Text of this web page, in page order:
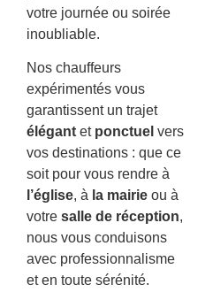
votre journée ou soirée
inoubliable.
Nos chauffeurs
expérimentés vous
garantissent un trajet
élégant et ponctuel vers
vos destinations : que ce
soit pour vous rendre à
l’église, à la mairie ou à
votre salle de réception,
nous vous conduisons
avec professionnalisme
et en toute sérénité.